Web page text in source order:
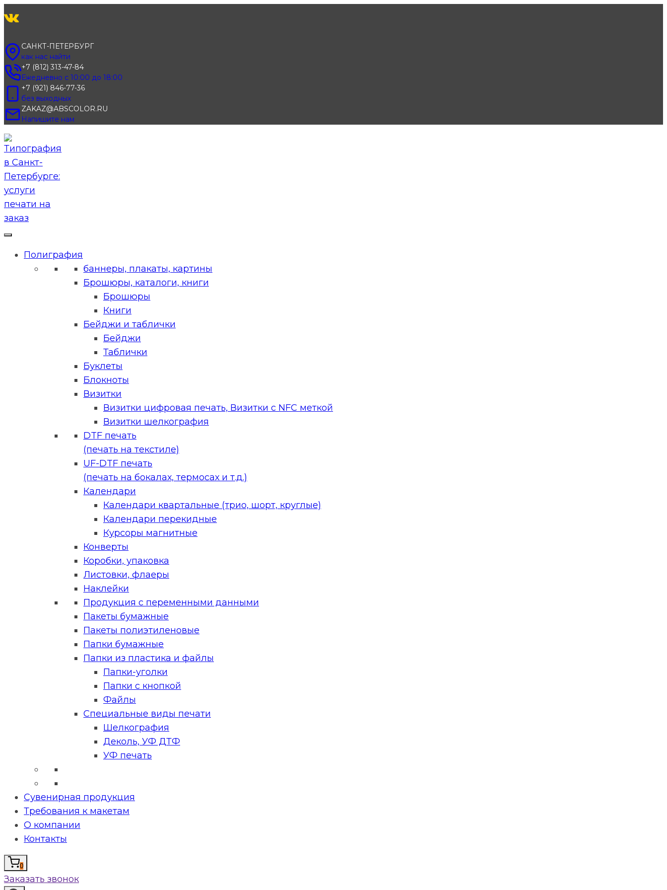
к
САНКТ-ПЕТЕРБУРГ
как нас найти
+7 (812) 313-47-84
Ежедневно с 10:00 до 18:00
+7 (921) 846-77-36
без выходных
ZAKAZ@ABSCOLOR.RU
Напишите нам
Полиграфия
баннеры, плакаты, картины
Брошюры, каталоги, книги
Брошюры
Книги
Бейджи и таблички
Бейджи
Таблички
Буклеты
Блокноты
Визитки
Визитки цифровая печать, Визитки с NFC меткой
Визитки шелкография
DTF печать
(печать на текстиле)
UF-DTF печать
(печать на бокалах, термосах и т.д.)
Календари
Календари квартальные (трио, шорт, круглые)
Календари перекидные
Курсоры магнитные
Конверты
Коробки, упаковка
Листовки, флаеры
Наклейки
Продукция с переменными данными
Пакеты бумажные
Пакеты полиэтиленовые
Папки бумажные
Папки из пластика и файлы
Папки-уголки
Папки с кнопкой
Файлы
Специальные виды печати
Шелкография
Деколь, УФ ДТФ
УФ печать
Сувенирная продукция
Требования к макетам
О компании
Контакты
0
Заказать звонок